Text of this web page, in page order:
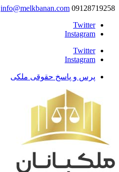
09128719258
info@melkbanan.com
Twitter
Instagram
Twitter
Instagram
پرس و پاسخ حقوقی ملکی